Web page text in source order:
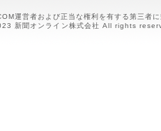
運営者および正当な権利を有する第三者
新聞オンライン株式会社 All rights